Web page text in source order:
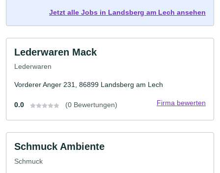
Jetzt alle Jobs in Landsberg am Lech ansehen
Lederwaren Mack
Lederwaren
Vorderer Anger 231, 86899 Landsberg am Lech
0.0 (0 Bewertungen) Firma bewerten
Schmuck Ambiente
Schmuck